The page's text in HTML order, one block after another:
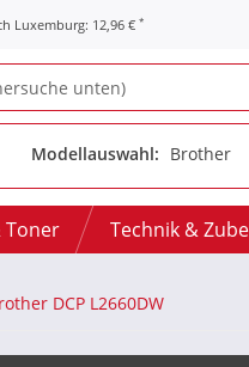
Luxemburg: 12,96 € *
Modellauswahl:
Toner Technik &
DCP L2660DW